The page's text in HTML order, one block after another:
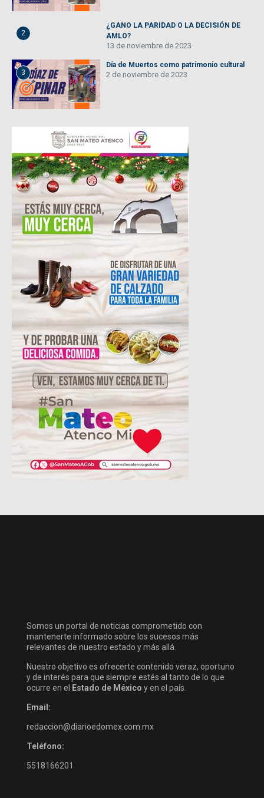
2
¿GANO LA PARIDAD O LA DECISIÓN DE
AMLO?
13 de noviembre de 2023
3
Día de Muertos como patrimonio cultural
2 de noviembre de 2023
Somos un portal de noticias comprometido con
mantenerte informado sobre los sucesos más
relevantes de nuestro estado y más allá.
Nuestro objetivo es ofrecerte contenido veraz, oportuno
y de interés para que siempre estés al tanto de lo que
ocurre en el
Estado de México y en el país.
Email:
redaccion@diarioedomex.com.mx
Teléfono:
5518166201